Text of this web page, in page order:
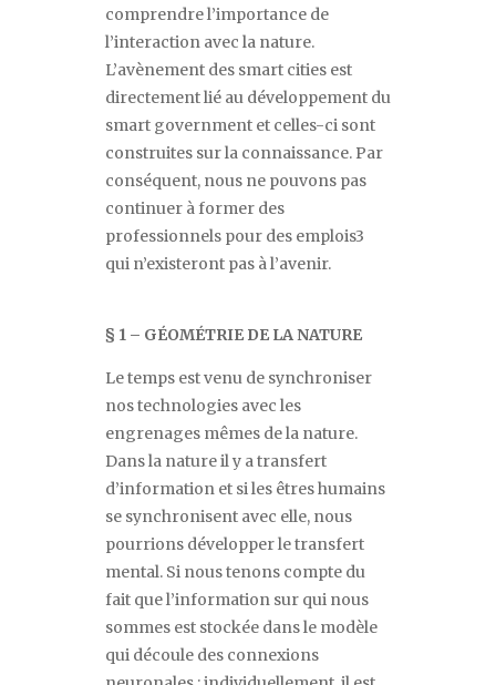
comprendre l’importance de
l’interaction avec la nature.
L’avènement des smart cities est
directement lié au développement du
smart government et celles-ci sont
construites sur la connaissance. Par
conséquent, nous ne pouvons pas
continuer à former des
professionnels pour des emplois3
qui n’existeront pas à l’avenir.
§ 1 – GÉOMÉTRIE DE LA NATURE
Le temps est venu de synchroniser
nos technologies avec les
engrenages mêmes de la nature.
Dans la nature il y a transfert
d’information et si les êtres humains
se synchronisent avec elle, nous
pourrions développer le transfert
mental. Si nous tenons compte du
fait que l’information sur qui nous
sommes est stockée dans le modèle
qui découle des connexions